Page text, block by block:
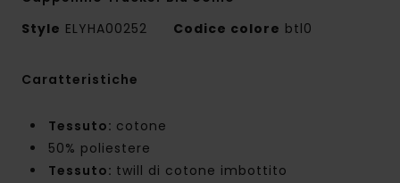
Style ELYHA00252 Codice colore btl0
Caratteristiche
Tessuto: cotone
50% poliestere
Tessuto: twill di cotone imbottito